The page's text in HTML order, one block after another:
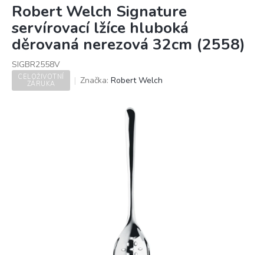
Robert Welch Signature
servírovací lžíce hluboká
děrovaná nerezová 32cm (2558)
SIGBR2558V
CELOŽIVOTNÍ
ZÁRUKA
Značka: Robert Welch